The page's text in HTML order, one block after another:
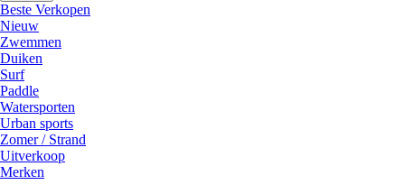
Beste Verkopen
Nieuw
Zwemmen
Duiken
Surf
Paddle
Watersporten
Urban sports
Zomer / Strand
Uitverkoop
Merken